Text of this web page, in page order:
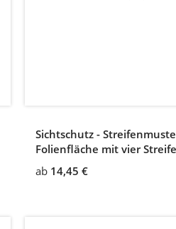
Sichtschutz -
Folienfläche mit vier
ab 14,45 €